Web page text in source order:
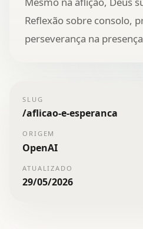
Reflexão sobre consolo,
perseverança na
SLUG
/aflicao-e-esperanca
ORIGEM
OpenAI
ATUALIZADO
29/05/2026